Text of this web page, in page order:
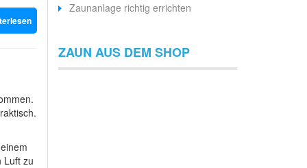
Luft zu
Zaunanlage richtig errichten
ZAUN AUS DEM SHOP